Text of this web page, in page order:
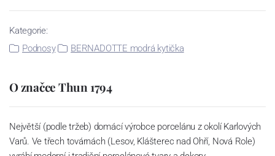
Kategorie:
Podnosy
BERNADOTTE modrá kytička
O značce Thun 1794
Největší (podle tržeb) domácí výrobce porcelánu z okolí Karlových
Varů. Ve třech továrnách (Lesov, Klášterec nad Ohří, Nová Role)